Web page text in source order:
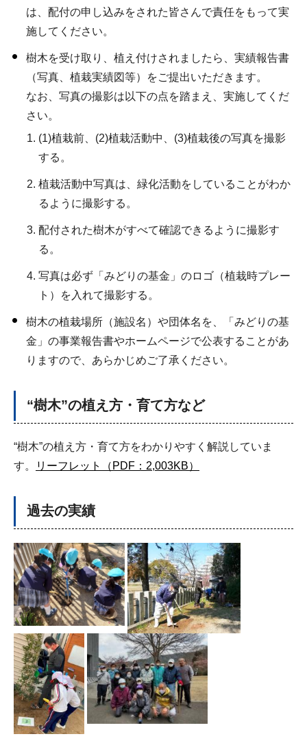
は、配付の申し込みをされた皆さんで責任をもって実
施してください。
樹木を受け取り、植え付けされましたら、実績報告書
（写真、植栽実績図等）をご提出いただきます。
なお、写真の撮影は以下の点を踏まえ、実施してくだ
さい。
(1)植栽前、(2)植栽活動中、(3)植栽後の写真を撮影
する。
植栽活動中写真は、緑化活動をしていることがわか
るように撮影する。
配付された樹木がすべて確認できるように撮影す
る。
写真は必ず「みどりの基金」のロゴ（植栽時プレー
ト）を入れて撮影する。
樹木の植栽場所（施設名）や団体名を、「みどりの基
金」の事業報告書やホームページで公表することがあ
りますので、あらかじめご了承ください。
“樹木”の植え方・育て方など
“樹木”の植え方・育て方をわかりやすく解説していま
す。
リーフレット（PDF：2,003KB）
過去の実績